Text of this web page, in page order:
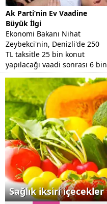
Ak Parti’nin Ev Vaadine
Büyük İlgi
Ekonomi Bakanı Nihat
Zeybekci'nin, Denizli'de 250
TL taksitle 25 bin konut
yapılacağı vaadi sonrası 6 bin
kişi başvuru yaptı.
Sağlık iksiri içecekler